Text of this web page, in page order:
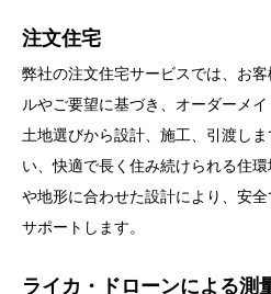
注文住宅
弊社の注文住宅サービスでは、お
ルやご要望に基づき、オーダーメ
土地選びから設計、施工、引渡し
い、快適で長く住み続けられる住
や地形に合わせた設計により、安
サポートします。
ライカ・ドローンによる測